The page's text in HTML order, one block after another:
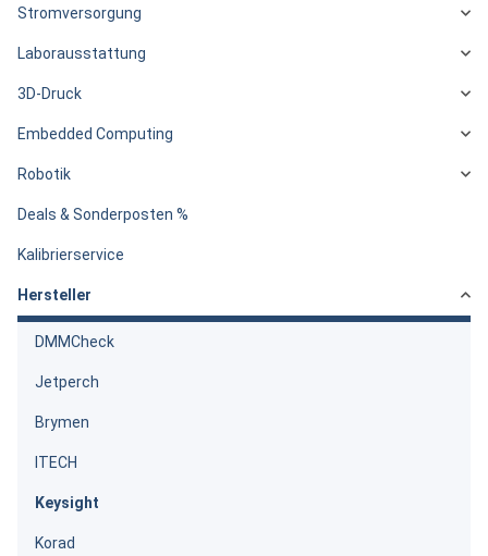
Stromversorgung
Laborausstattung
3D-Druck
Embedded Computing
Robotik
Deals & Sonderposten %
Kalibrierservice
Hersteller
DMMCheck
Jetperch
Brymen
ITECH
Keysight
Korad